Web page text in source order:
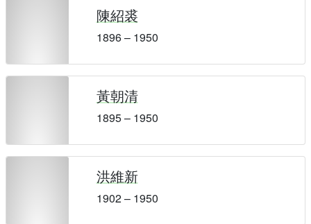
陳紹裘
1896 – 1950
黃朝清
1895 – 1950
洪維新
1902 – 1950